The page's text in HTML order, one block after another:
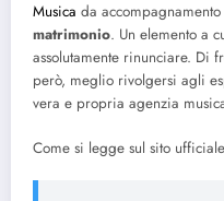
Musica da
matrimonio. Un elemento a
assolutamente rinunciare. Di
però, meglio rivolgersi agli
vera e propria agenzia
Come si legge sul sito